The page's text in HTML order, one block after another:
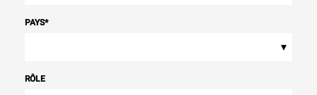
PAYS*
▾
RÔLE